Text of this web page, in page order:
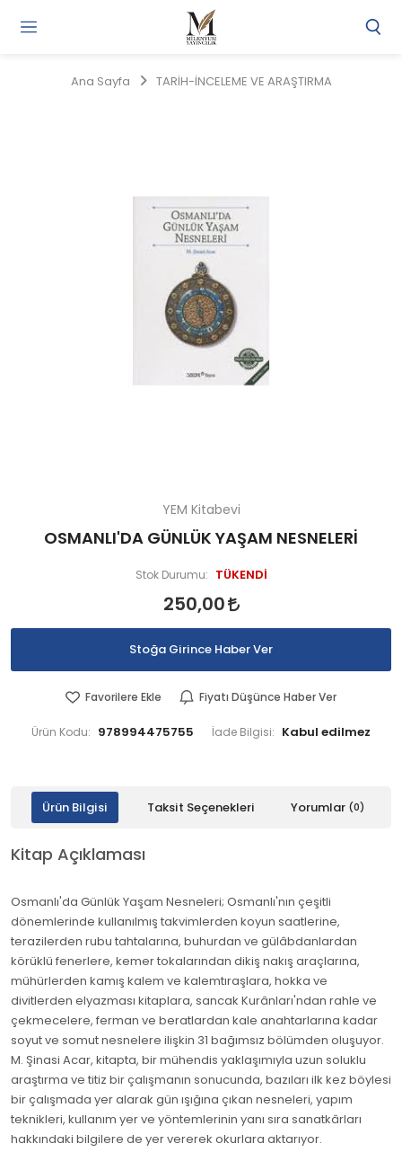
Ana Sayfa TARİH-İNCELEME VE ARAŞTIRMA
YEM Kitabevi
OSMANLI'DA GÜNLÜK YAŞAM NESNELERİ
Stok Durumu: TÜKENDİ
250,00
Stoğa Girince Haber Ver
Favorilere Ekle Fiyatı Düşünce Haber Ver
Ürün Kodu: 978994475755 İade Bilgisi:
Ürün Bilgisi Taksit Seçenekleri Yorumlar (0)
Kitap Açıklaması
Osmanlı'da Günlük Yaşam Nesneleri; Osmanlı'nın çeşitli
dönemlerinde kullanılmış takvimlerden koyun saatlerine,
terazilerden rubu tahtalarına, buhurdan ve gülâbdanlardan
körüklü fenerlere, kemer tokalarından dikiş nakış araçlarına,
mühürlerden kamış kalem ve kalemtıraşlara, hokka ve
divitlerden elyazması kitaplara, sancak Kurânları'ndan rahle ve
çekmecelere, ferman ve beratlardan kale anahtarlarına kadar
soyut ve somut nesnelere ilişkin 31 bağımsız bölümden oluşuyor.
M. Şinasi Acar, kitapta, bir mühendis yaklaşımıyla uzun soluklu
araştırma ve titiz bir çalışmanın sonucunda, bazıları ilk kez böylesi
bir çalışmada yer alarak gün ışığına çıkan nesneleri, yapım
teknikleri, kullanım yer ve yöntemlerinin yanı sıra sanatkârları
hakkındaki bilgilere de yer vererek okurlara aktarıyor.